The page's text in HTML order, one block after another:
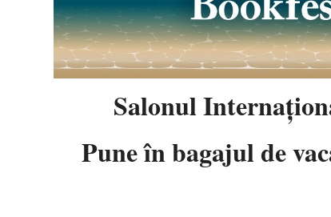
Salonul
Pune în bagajul de